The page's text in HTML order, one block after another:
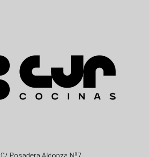
C/ Posadera Aldonza Nº7